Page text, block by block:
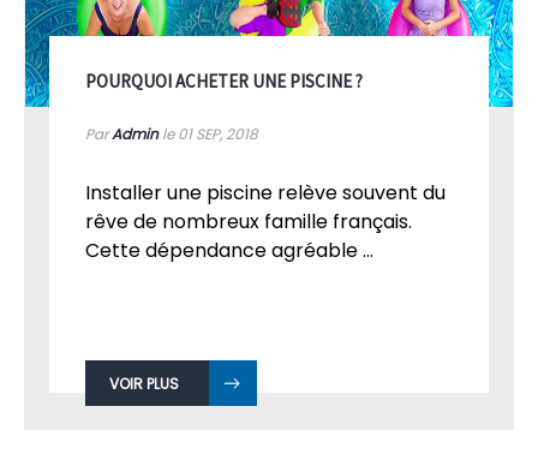
POURQUOI ACHETER UNE PISCINE ?
ParAdminle 01SEP, 2018
Installer une piscine relève souvent du
rêve de nombreux famille français.
Cette dépendance agréable ...
VOIR PLUS